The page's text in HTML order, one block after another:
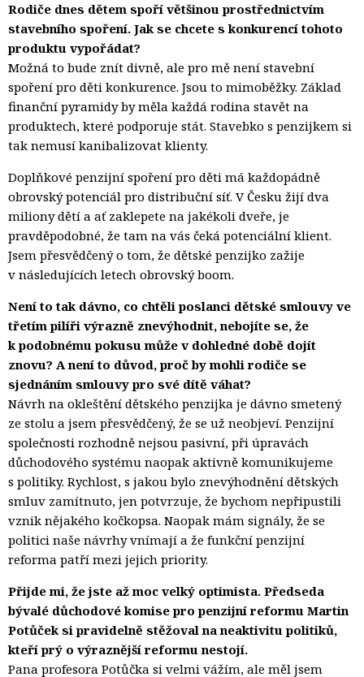
Rodiče dnes dětem spoří většinou prostřednictvím
stavebního spoření. Jak se chcete s konkurencí tohoto
produktu vypořádat?
Možná to bude znít divně, ale pro mě není stavební
spoření pro děti konkurence. Jsou to mimoběžky. Základ
finanční pyramidy by měla každá rodina stavět na
produktech, které podporuje stát. Stavebko s penzijkem si
tak nemusí kanibalizovat klienty.
Doplňkové penzijní spoření pro děti má každopádně
obrovský potenciál pro distribuční síť. V Česku žijí dva
miliony dětí a ať zaklepete na jakékoli dveře, je
pravděpodobné, že tam na vás čeká potenciální klient.
Jsem přesvědčený o tom, že dětské penzijko zažije
v následujících letech obrovský boom.
Není to tak dávno, co chtěli poslanci dětské smlouvy ve
třetím pilíři výrazně znevýhodnit, nebojíte se, že
k podobnému pokusu může v dohledné době dojít
znovu? A není to důvod, proč by mohli rodiče se
sjednáním smlouvy pro své dítě váhat?
Návrh na okleštění dětského penzijka je dávno smetený
ze stolu a jsem přesvědčený, že se už neobjeví. Penzijní
společnosti rozhodně nejsou pasivní, při úpravách
důchodového systému naopak aktivně komunikujeme
s politiky. Rychlost, s jakou bylo znevýhodnění dětských
smluv zamítnuto, jen potvrzuje, že bychom nepřipustili
vznik nějakého kočkopsa. Naopak mám signály, že se
politici naše návrhy vnímají a že funkční penzijní
reforma patří mezi jejich priority.
Přijde mi, že jste až moc velký optimista. Předseda
bývalé důchodové komise pro penzijní reformu Martin
Potůček si pravidelně stěžoval na neaktivitu politiků,
kteří prý o výraznější reformu nestojí.
Pana profesora Potůčka si velmi vážím, ale měl jsem